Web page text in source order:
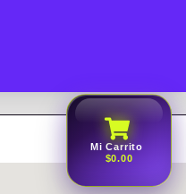
Mi Carrito
$0.00